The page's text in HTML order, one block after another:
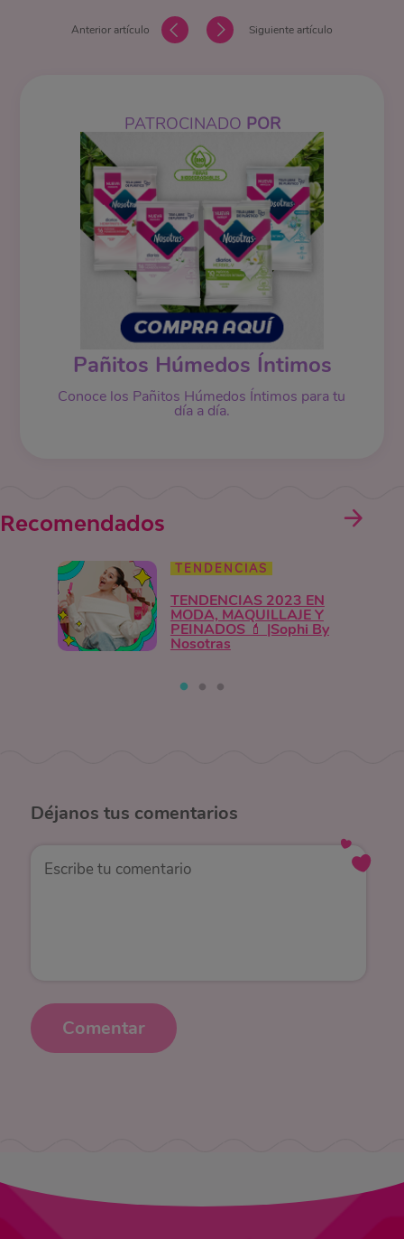
Anterior artículo Siguiente artículo
PATROCINADO POR
Pañitos Húmedos Íntimos
Conoce los Pañitos Húmedos Íntimos para tu
día a día.
Recomendados
TENDENCIAS
TENDENCIAS 2023 EN
MODA, MAQUILLAJE Y
PEINADOS 💄 |Sophi By
Nosotras
Déjanos tus comentarios
Comentar